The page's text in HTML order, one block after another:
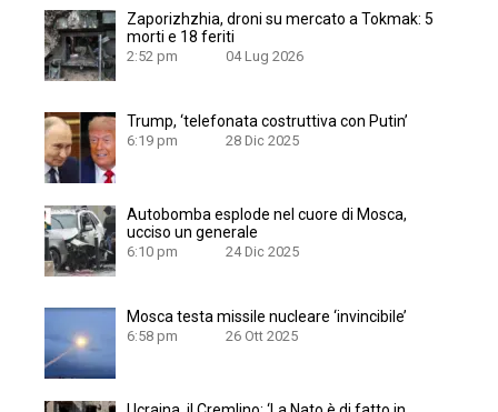
Zaporizhzhia, droni su mercato a Tokmak: 5
morti e 18 feriti
2:52 pm 04 Lug 2026
Trump, ‘telefonata costruttiva con Putin’
6:19 pm 28 Dic 2025
Autobomba esplode nel cuore di Mosca,
ucciso un generale
6:10 pm 24 Dic 2025
Mosca testa missile nucleare ‘invincibile’
6:58 pm 26 Ott 2025